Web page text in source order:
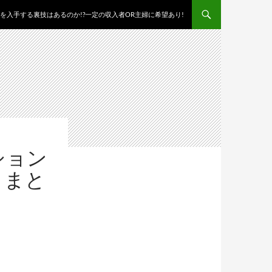
入手する裏技はあるのか!?一定の収入者OR主婦に希望あり!
ン
と